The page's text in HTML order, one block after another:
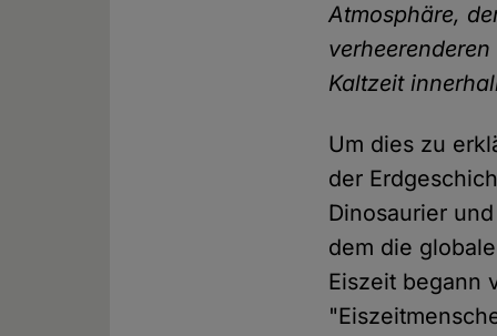
Atmosphäre,
Kaltzeit
Um dies zu
der
Dinosaurier
dem die
Eiszeit begann